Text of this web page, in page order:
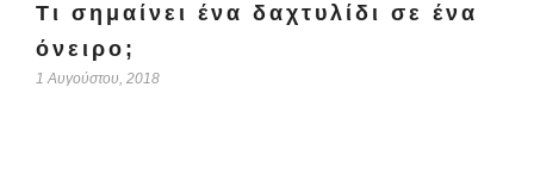
Τι σημαίνει ένα δαχτυλίδι σε ένα
όνειρο;
1 Αυγούστου, 2018